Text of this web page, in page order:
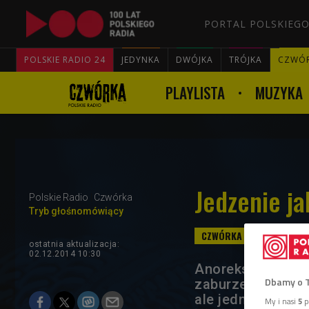
PORTAL
POLSKIE RADIO 24 JEDYNKA DWÓJKA TRÓJKA
PLAYLISTA MUZYKA
Polskie Radio
Czwórka
Tryb głośnomówiący
Jedzenie
ostatnia aktualizacja:
02.12.2014 10:30
Anoreksja i
zaburzeniach
ale jedna
Dbamy o
My i nasi 5